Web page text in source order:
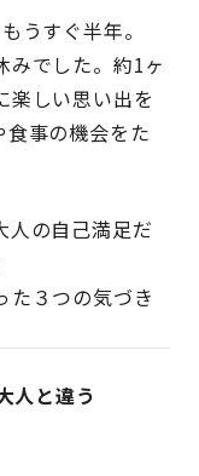
うすぐ半年。
みでした。約1ヶ
楽しい思い出を
食事の機会をた
人の自己満足だ
た３つの気づき
人と違う